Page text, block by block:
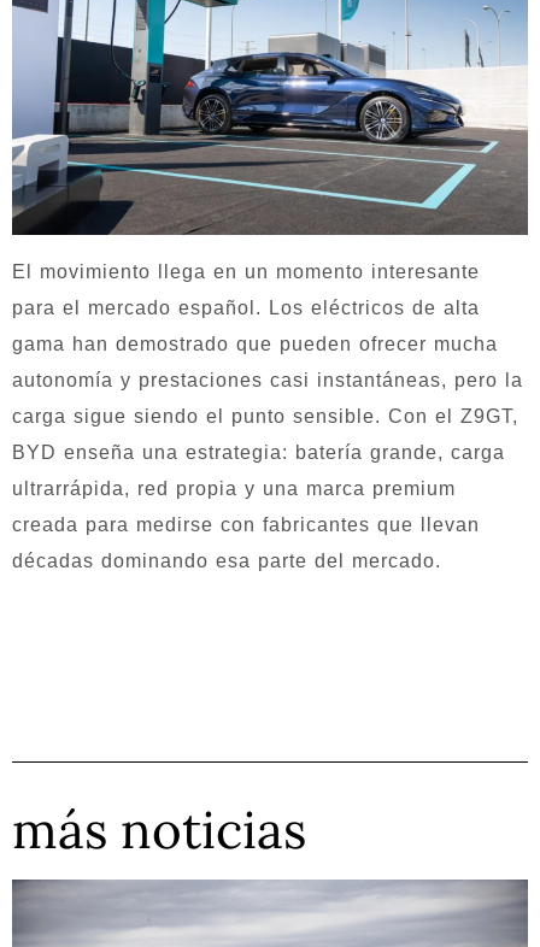
El movimiento llega en un momento interesante
para el mercado español. Los eléctricos de alta
gama han demostrado que pueden ofrecer mucha
autonomía y prestaciones casi instantáneas, pero la
carga sigue siendo el punto sensible. Con el Z9GT,
BYD enseña una estrategia: batería grande, carga
ultrarrápida, red propia y una marca premium
creada para medirse con fabricantes que llevan
décadas dominando esa parte del mercado.
más noticias